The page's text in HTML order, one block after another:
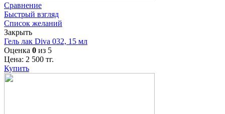
Сравнение
Быстрый взгляд
Список желаний
Закрыть
Гель лак Diva 032, 15 мл
Оценка 0 из 5
Цена: 2 500 тг.
Купить